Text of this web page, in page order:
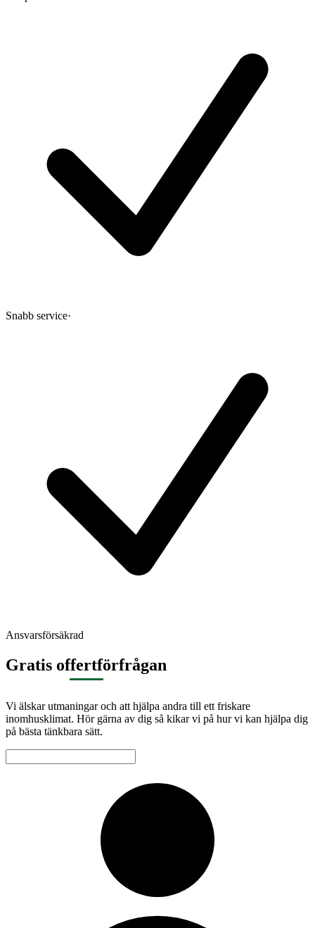
Snabb service·
Ansvarsförsäkrad
Gratis offertförfrågan
Vi älskar utmaningar och att hjälpa andra till ett friskare
inomhusklimat. Hör gärna av dig så kikar vi på hur vi kan hjälpa dig
på bästa tänkbara sätt.